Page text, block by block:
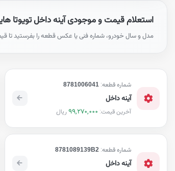
استعلام قیمت و موجودی آینه داخل تویوتا
مدل و سال خودرو، شماره فنی یا عکس قطعه را بفرستید تا
شماره قطعه: 8781006041
آینه داخل
آخرین قیمت: 99,270,000ریال
شماره قطعه: 8781089139B2
آینه داخل